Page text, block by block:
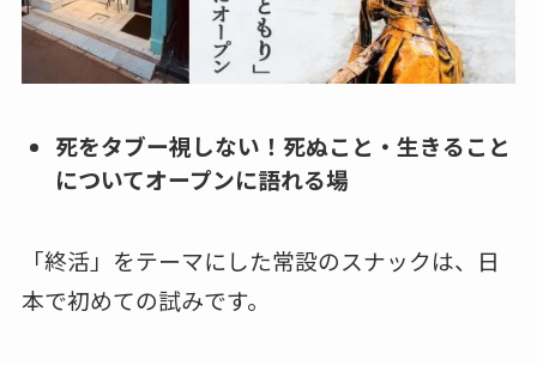
死をタブー視しない！死ぬこと・生きること
についてオープンに語れる場
「終活」をテーマにした常設のスナックは、日
本で初めての試みです。